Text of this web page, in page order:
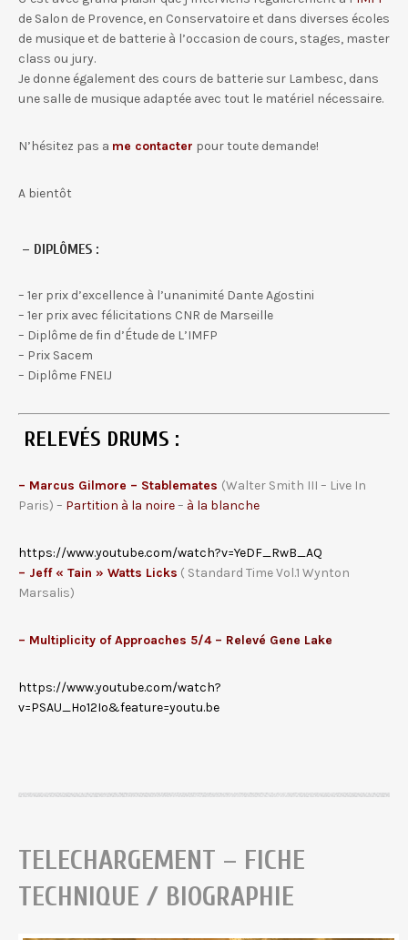
de Salon de Provence, en Conservatoire et dans diverses écoles
de musique et de batterie à l’occasion de cours, stages, master
class ou jury.
Je donne également des cours de batterie sur Lambesc, dans
une salle de musique adaptée avec tout le matériel nécessaire.
N’hésitez pas a me contacter pour toute demande!
A bientôt
– DIPLÔMES :
– 1er prix d’excellence à l’unanimité Dante Agostini
– 1er prix avec félicitations CNR de Marseille
– Diplôme de fin d’Étude de L’IMFP
– Prix Sacem
– Diplôme FNEIJ
RELEVÉS DRUMS :
– Marcus Gilmore – Stablemates (Walter Smith III – Live In
Paris) – Partition à la noire– à la blanche
https://www.youtube.com/watch?v=YeDF_RwB_AQ
– Jeff « Tain » Watts Licks ( Standard Time Vol.1 Wynton
Marsalis)
– Multiplicity of Approaches 5/4 – Relevé Gene Lake
https://www.youtube.com/watch?
v=PSAU_Ho12Io&feature=youtu.be
TELECHARGEMENT – FICHE
TECHNIQUE / BIOGRAPHIE